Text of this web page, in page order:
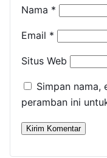
Nama *
Email *
Situs Web
Simpan nama,
peramban ini